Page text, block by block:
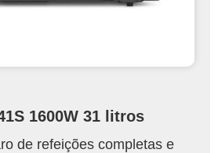
1600W 31 litros
de refeições completas e